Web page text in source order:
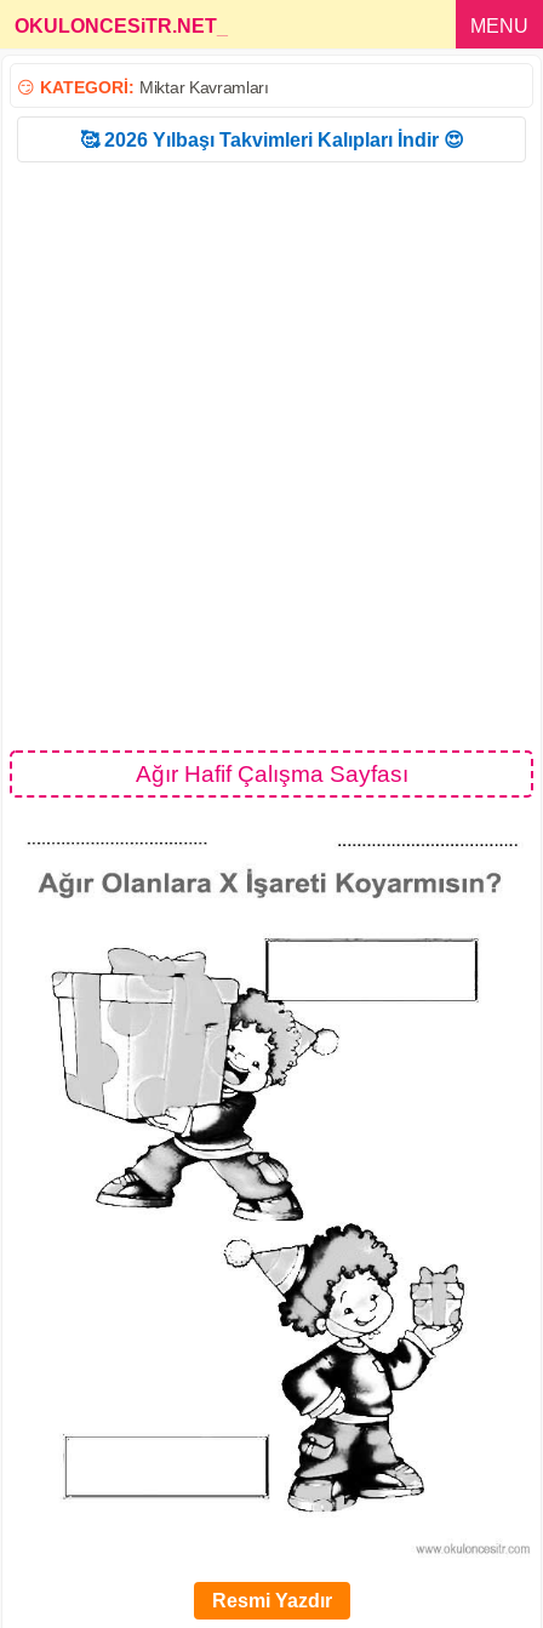
OKULONCESiTR.NET MENU
😏 KATEGORİ: Miktar Kavramları
🥰 2026 Yılbaşı Takvimleri Kalıpları İndir 😍
Ağır Hafif Çalışma Sayfası
Resmi Yazdır